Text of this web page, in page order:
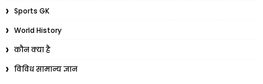
Sports GK
World History
कौन क्या है
विविध सामान्य ज्ञान